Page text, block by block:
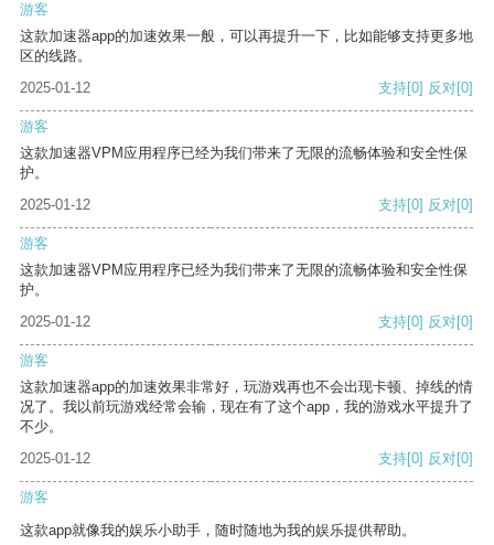
游客
这款加速器app的加速效果一般，可以再提升一下，比如能够支持更多地
区的线路。
2025-01-12
支持[0] 反对[0]
游客
这款加速器VPM应用程序已经为我们带来了无限的流畅体验和安全性保
护。
2025-01-12
支持[0] 反对[0]
游客
这款加速器VPM应用程序已经为我们带来了无限的流畅体验和安全性保
护。
2025-01-12
支持[0] 反对[0]
游客
这款加速器app的加速效果非常好，玩游戏再也不会出现卡顿、掉线的情
况了。我以前玩游戏经常会输，现在有了这个app，我的游戏水平提升了
不少。
2025-01-12
支持[0] 反对[0]
游客
这款app就像我的娱乐小助手，随时随地为我的娱乐提供帮助。